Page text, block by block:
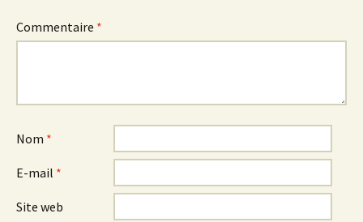
Commentaire *
Nom *
E-mail *
Site web